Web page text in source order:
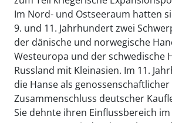
Im Nord- und Ostseeraum hatten
9. und 11. Jahrhundert zwei
der dänische und norwegische
Westeuropa und der schwedische
Russland mit Kleinasien. Im 11.
die Hanse als genossenschaftlicher
Zusammenschluss deutscher
Sie dehnte ihren Einflussbereich